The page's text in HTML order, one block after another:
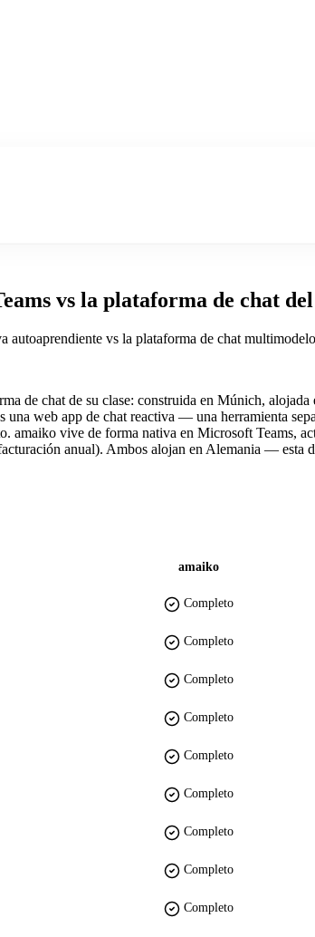
vs la plataforma de chat
vs la plataforma de chat
de chat de su clase: construida en Múnich,
web app de chat reactiva — una herramienta
amaiko vive de forma nativa en Microsoft Teams,
anual). Ambos alojan en Alemania — esta
amaiko
Completo
Completo
Completo
Completo
Completo
Completo
Completo
Completo
Completo